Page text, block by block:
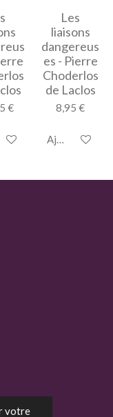
votre
€
au panier
Les
liaisons
dangereus
es - Pierre
Choderlos
de Laclos
8,95 €
Ajouter au